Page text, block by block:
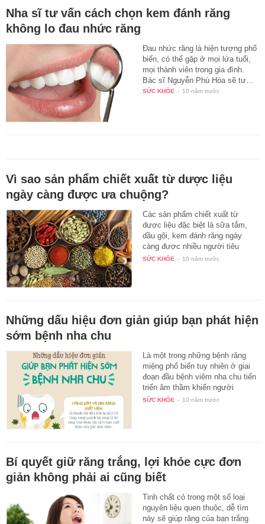
Nha sĩ tư vấn cách chọn kem đánh răng
không lo đau nhức răng
Ðau nhức răng là hiện tượng phổ
biến, có thể gặp ở mọi lứa tuổi,
mọi thành viên trong gia đình.
Bác sĩ Nguyễn Phú Hòa sẽ tư…
SỨC KHỎE - 10 năm trước
Vì sao sản phẩm chiết xuất từ dược liệu
ngày càng được ưa chuộng?
Các sản phẩm chiết xuất từ
dược liệu đặc biệt là sữa tắm,
dầu gội, kem đánh răng ngày
càng được nhiều người tiêu
dùng…
SỨC KHỎE - 10 năm trước
Những dấu hiệu đơn giản giúp bạn phát hiện
sớm bệnh nha chu
Là một trong những bệnh răng
miệng phổ biến tuy nhiên ở giai
đoạn đầu bệnh viêm nha chu tiến
triển âm thầm khiến người
bệnh…
SỨC KHỎE - 10 năm trước
Bí quyết giữ răng trắng, lợi khỏe cực đơn
giản không phải ai cũng biết
Tinh chất có trong một số loại
nguyên liệu quen thuộc, dễ tìm
này sẽ giúp răng của bạn trắng